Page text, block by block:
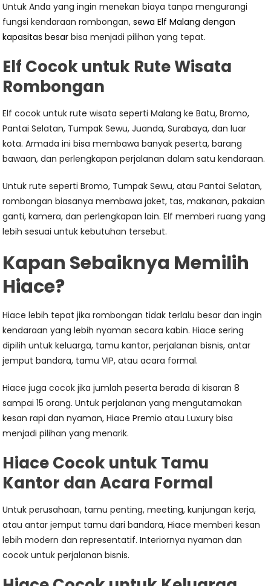
Untuk Anda yang ingin menekan biaya tanpa mengurangi
fungsi kendaraan rombongan,sewa Elf Malang dengan
kapasitas besar bisa menjadi pilihan yang tepat.
Elf Cocok untuk Rute Wisata
Rombongan
Elf cocok untuk rute wisata seperti Malang ke Batu, Bromo,
Pantai Selatan, Tumpak Sewu, Juanda, Surabaya, dan luar
kota. Armada ini bisa membawa banyak peserta, barang
bawaan, dan perlengkapan perjalanan dalam satu kendaraan.
Untuk rute seperti Bromo, Tumpak Sewu, atau Pantai Selatan,
rombongan biasanya membawa jaket, tas, makanan, pakaian
ganti, kamera, dan perlengkapan lain. Elf memberi ruang yang
lebih sesuai untuk kebutuhan tersebut.
Kapan Sebaiknya Memilih
Hiace?
Hiace lebih tepat jika rombongan tidak terlalu besar dan ingin
kendaraan yang lebih nyaman secara kabin. Hiace sering
dipilih untuk keluarga, tamu kantor, perjalanan bisnis, antar
jemput bandara, tamu VIP, atau acara formal.
Hiace juga cocok jika jumlah peserta berada di kisaran 8
sampai 15 orang. Untuk perjalanan yang mengutamakan
kesan rapi dan nyaman, Hiace Premio atau Luxury bisa
menjadi pilihan yang menarik.
Hiace Cocok untuk Tamu
Kantor dan Acara Formal
Untuk perusahaan, tamu penting, meeting, kunjungan kerja,
atau antar jemput tamu dari bandara, Hiace memberi kesan
lebih modern dan representatif. Interiornya nyaman dan
cocok untuk perjalanan bisnis.